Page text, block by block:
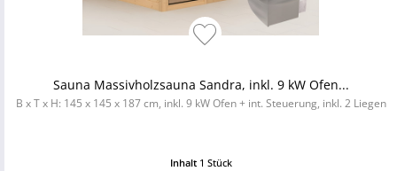
Sauna Massivholzsauna Sandra, inkl. 9 kW Ofen...
B x T x H: 145 x 145 x 187 cm, inkl. 9 kW Ofen + int. Steuerung, inkl. 2 Liegen
Inhalt 1 Stück